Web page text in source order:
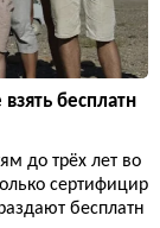
бесплатн
до трёх лет во
сертифицир
бесплатн